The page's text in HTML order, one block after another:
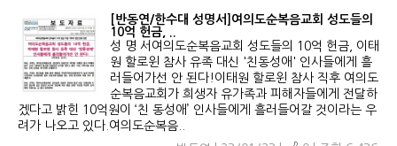
[반동연/한수대 성명서]여의도순복음교회 성도들의
10억 헌금, ..
성 명 서여의도순복음교회 성도들의 10억 헌금, 이태
원 할로윈 참사 유족 대신 '친동성애' 인사들에게 흘
러들어가선 안 된다!이태원 할로윈 참사 직후 여의도
순복음교회가 희생자 유가족과 피해자들에게 전달하
겠다고 밝힌 10억원이 ‘친 동성애’ 인사들에게 흘러들어갈 것이라는 우
려가 나오고 있다.여의도순복음..